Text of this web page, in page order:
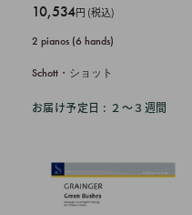
販
価
格
10,534円 (税込)
2 pianos (6 hands)
Schott・ショット
お届け予定日 : ２〜３週間